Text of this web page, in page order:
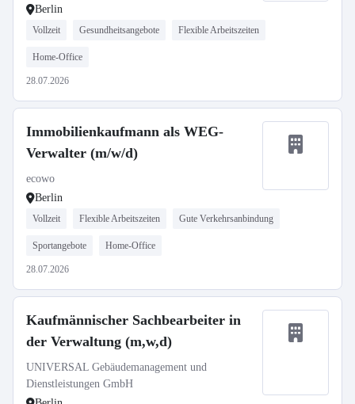
Berlin
Vollzeit Gesundheitsangebote Flexible Arbeitszeiten
Home-Office
28.07.2026
Immobilienkaufmann als WEG-
Verwalter (m/w/d)
ecowo
Berlin
Vollzeit Flexible Arbeitszeiten Gute Verkehrsanbindung
Sportangebote Home-Office
28.07.2026
Kaufmännischer Sachbearbeiter in
der Verwaltung (m,w,d)
UNIVERSAL Gebäudemanagement und
Dienstleistungen GmbH